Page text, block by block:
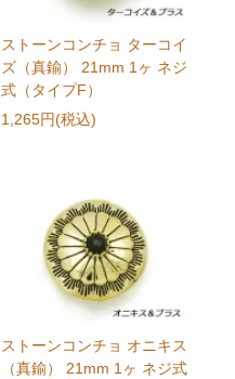
ストーンコンチョ ターコイ
ズ（真鍮） 21mm 1ヶ ネジ
式（タイプF）
1,265円(税込)
ストーンコンチョ オニキス
（真鍮） 21mm 1ヶ ネジ式